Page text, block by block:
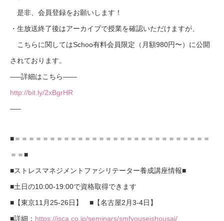
是非、会員登録をお願いします！
・生放送終了後はアーカイブで授業を確認いただけますが、
こちらに関してはSchoo有料会員限定（月額980円〜）に公開
されております。
—–詳細はこちら——
http://bit.ly/2xBgrHR
—–
■＝＝＝＝＝＝＝＝＝＝＝＝＝＝＝＝＝＝＝＝＝＝＝＝＝＝＝＝
＝＝■
■ストレスマネジメントファシリテーター養成講座情報■
■土日の10:00-19:00で資格取得できます
■【東京11月25-26日】 ■【名古屋2月3-4日】
■詳細： https://jsca.co.jp/seminars/smfyouseishousai/